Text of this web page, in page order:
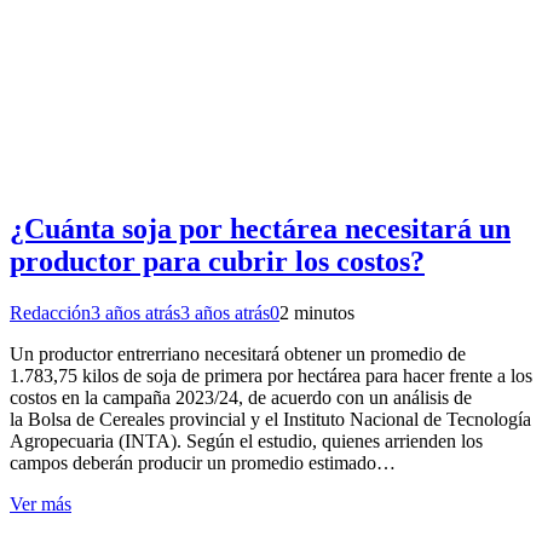
¿Cuánta soja por hectárea necesitará un
productor para cubrir los costos?
Redacción3 años atrás3 años atrás02 minutos
Un productor entrerriano necesitará obtener un promedio de
1.783,75 kilos de soja de primera por hectárea para hacer frente a los
costos en la campaña 2023/24, de acuerdo con un análisis de
la Bolsa de Cereales provincial y el Instituto Nacional de Tecnología
Agropecuaria (INTA). Según el estudio, quienes arrienden los
campos deberán producir un promedio estimado…
Ver más